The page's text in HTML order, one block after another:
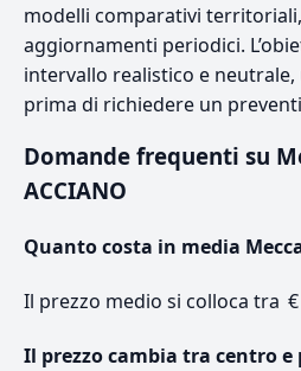
modelli comparativi
aggiornamenti periodici.
intervallo realistico e
prima di richiedere un
Domande frequenti su
ACCIANO
Quanto costa in media
Il prezzo medio si colloca tra €
Il prezzo cambia tra centro e